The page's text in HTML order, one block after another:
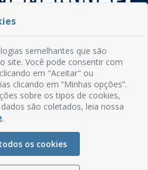
PB
2246
das 08h às 13h
Site
semelhantes que são
site. Você pode consentir com
em "Aceitar" ou
clicando em “Minhas opções”.
sobre os tipos de cookies,
são coletados, leia nossa
.
os cookies